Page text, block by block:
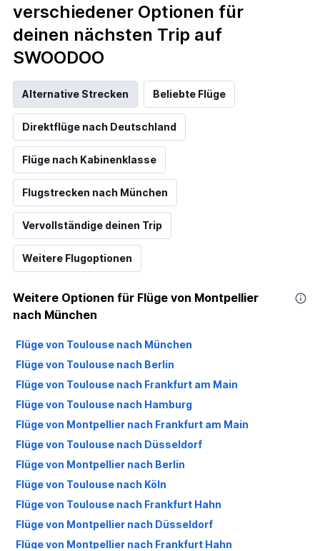
verschiedener Optionen für
deinen nächsten Trip auf
SWOODOO
Alternative Strecken Beliebte Flüge
Direktflüge nach Deutschland
Flüge nach Kabinenklasse
Flugstrecken nach München
Vervollständige deinen Trip
Weitere Flugoptionen
Weitere Optionen für Flüge von Montpellier
nach München
Flüge von Toulouse nach München
Flüge von Toulouse nach Berlin
Flüge von Toulouse nach Frankfurt am Main
Flüge von Toulouse nach Hamburg
Flüge von Montpellier nach Frankfurt am Main
Flüge von Toulouse nach Düsseldorf
Flüge von Montpellier nach Berlin
Flüge von Toulouse nach Köln
Flüge von Toulouse nach Frankfurt Hahn
Flüge von Montpellier nach Düsseldorf
Flüge von Montpellier nach Frankfurt Hahn